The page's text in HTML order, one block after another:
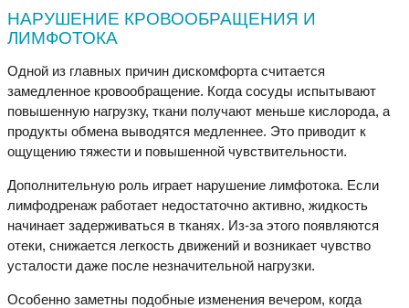
НАРУШЕНИЕ КРОВООБРАЩЕНИЯ И
ЛИМФОТОКА
Одной из главных причин дискомфорта считается
замедленное кровообращение. Когда сосуды испытывают
повышенную нагрузку, ткани получают меньше кислорода, а
продукты обмена выводятся медленнее. Это приводит к
ощущению тяжести и повышенной чувствительности.
Дополнительную роль играет нарушение лимфотока. Если
лимфодренаж работает недостаточно активно, жидкость
начинает задерживаться в тканях. Из-за этого появляются
отеки, снижается легкость движений и возникает чувство
усталости даже после незначительной нагрузки.
Особенно заметны подобные изменения вечером, когда